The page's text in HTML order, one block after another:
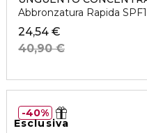
Abbronzatura Rapida
24,54 €
40,90 €
Esclusiva
40%